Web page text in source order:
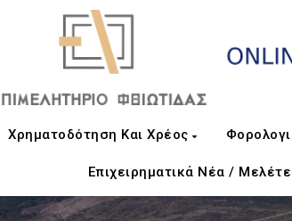
Χρηματοδότηση Και Χρέος
Επιχειρηματικά Νέα /